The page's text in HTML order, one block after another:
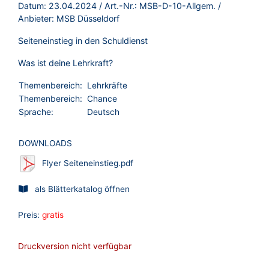
Datum: 23.04.2024 / Art.-Nr.: MSB-D-10-Allgem. /
Anbieter: MSB Düsseldorf
Seiteneinstieg in den Schuldienst
Was ist deine Lehrkraft?
Themenbereich:
Lehrkräfte
Themenbereich: Chance
Sprache:
Deutsch
DOWNLOADS
Flyer Seiteneinstieg.pdf
als Blätterkatalog öffnen
Preis: gratis
Druckversion nicht verfügbar